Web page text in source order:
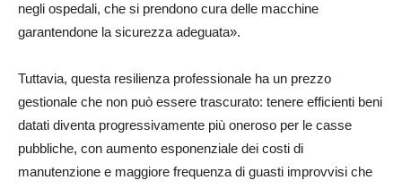
negli ospedali, che si prendono cura delle macchine
garantendone la sicurezza adeguata».
Tuttavia, questa resilienza professionale ha un prezzo
gestionale che non può essere trascurato: tenere efficienti beni
datati diventa progressivamente più oneroso per le casse
pubbliche, con aumento esponenziale dei costi di
manutenzione e maggiore frequenza di guasti improvvisi che